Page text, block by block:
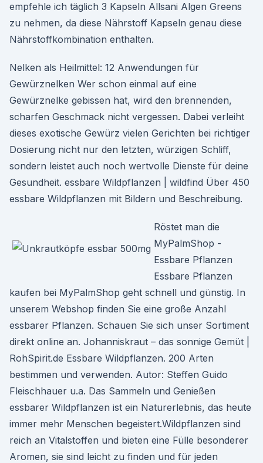
empfehle ich täglich 3 Kapseln Allsani Algen Greens
zu nehmen, da diese Nährstoff Kapseln genau diese
Nährstoffkombination enthalten.
Nelken als Heilmittel: 12 Anwendungen für
Gewürznelken Wer schon einmal auf eine
Gewürznelke gebissen hat, wird den brennenden,
scharfen Geschmack nicht vergessen. Dabei verleiht
dieses exotische Gewürz vielen Gerichten bei richtiger
Dosierung nicht nur den letzten, würzigen Schliff,
sondern leistet auch noch wertvolle Dienste für deine
Gesundheit. essbare Wildpflanzen | wildfind Über 450
essbare Wildpflanzen mit Bildern und Beschreibung.
Röstet man die
MyPalmShop -
Essbare Pflanzen
Essbare Pflanzen
kaufen bei MyPalmShop geht schnell und günstig. In
unserem Webshop finden Sie eine große Anzahl
essbarer Pflanzen. Schauen Sie sich unser Sortiment
direkt online an. Johanniskraut – das sonnige Gemüt |
RohSpirit.de Essbare Wildpflanzen. 200 Arten
bestimmen und verwenden. Autor: Steffen Guido
Fleischhauer u.a. Das Sammeln und Genießen
essbarer Wildpflanzen ist ein Naturerlebnis, das heute
immer mehr Menschen begeistert.Wildpflanzen sind
reich an Vitalstoffen und bieten eine Fülle besonderer
Aromen, sie sind leicht zu finden und für jeden